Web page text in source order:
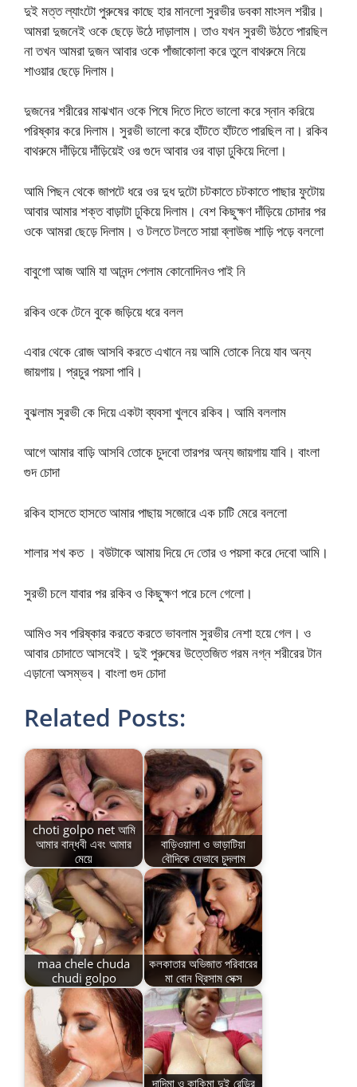
দুই মত্ত ল্যাংটো পুরুষের কাছে হার মানলো সুরভীর ডবকা মাংসল শরীর।
আমরা দুজনেই ওকে ছেড়ে উঠে দাড়ালাম। তাও যখন সুরভী উঠতে পারছিল
না তখন আমরা দুজন আবার ওকে পাঁজাকোলা করে তুলে বাথরুমে নিয়ে
শাওয়ার ছেড়ে দিলাম।
দুজনের শরীরের মাঝখান ওকে পিষে দিতে দিতে ভালো করে স্নান করিয়ে
পরিষ্কার করে দিলাম। সুরভী ভালো করে হাঁটতে হাঁটতে পারছিল না। রকিব
বাথরুমে দাঁড়িয়ে দাঁড়িয়েই ওর গুদে আবার ওর বাড়া ঢুকিয়ে দিলো।
আমি পিছন থেকে জাপটে ধরে ওর দুধ দুটো চটকাতে চটকাতে পাছার ফুটোয়
আবার আমার শক্ত বাড়াটা ঢুকিয়ে দিলাম। বেশ কিছুক্ষণ দাঁড়িয়ে চোদার পর
ওকে আমরা ছেড়ে দিলাম। ও টলতে টলতে সায়া ব্লাউজ শাড়ি পড়ে বললো
বাবুগো আজ আমি যা আনন্দ পেলাম কোনোদিনও পাই নি
রকিব ওকে টেনে বুকে জড়িয়ে ধরে বলল
এবার থেকে রোজ আসবি করতে এখানে নয় আমি তোকে নিয়ে যাব অন্য
জায়গায়। প্রচুর পয়সা পাবি।
বুঝলাম সুরভী কে দিয়ে একটা ব্যবসা খুলবে রকিব। আমি বললাম
আগে আমার বাড়ি আসবি তোকে চুদবো তারপর অন্য জায়গায় যাবি। বাংলা
গুদ চোদা
রকিব হাসতে হাসতে আমার পাছায় সজোরে এক চাটি মেরে বললো
শালার শখ কত । বউটাকে আমায় দিয়ে দে তোর ও পয়সা করে দেবো আমি।
সুরভী চলে যাবার পর রকিব ও কিছুক্ষণ পরে চলে গেলো।
আমিও সব পরিষ্কার করতে করতে ভাবলাম সুরভীর নেশা হয়ে গেল। ও
আবার চোদাতে আসবেই। দুই পুরুষের উত্তেজিত গরম নগ্ন শরীরের টান
এড়ানো অসম্ভব। বাংলা গুদ চোদা
Related Posts:
choti golpo net আমি
আমার বান্ধবী এবং আমার
মেয়ে
বাড়িওয়ালা ও ভাড়াটিয়া
বৌদিকে যেভাবে চুদলাম
maa chele chuda
chudi golpo
কলকাতার অভিজাত পরিবারের
মা বোন থ্রিসাম সেক্স
দাদিমা ও কাকিমা দুই রেন্ডির